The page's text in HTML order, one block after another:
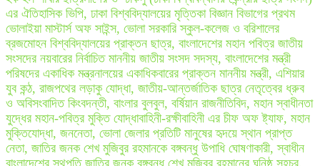
এর ঐতিহাসিক ভিপি, ঢাকা বিশ্ববিদ্যালয়ের মৃত্তিকা বিজ্ঞান বিভাগের প্রথম
ভোলাইয়া মাস্টার্স অফ সাইন্স, ভোলা সরকারি স্কুল-কলেজ ও বরিশালের
ব্রজমোহন বিশ্ববিদ্যালয়ের প্রাক্তন ছাত্র, বাংলাদেশের মহান পবিত্র জাতীয়
সংসদের নয়বারের নির্বাচিত মাননীয় জাতীয় সংসদ সদস্য, বাংলাদেশের মন্ত্রী
পরিষদের একাধিক মন্ত্রনালয়ের একাধিকবারের প্রাক্তন মাননীয় মন্ত্রী, এশিয়ার
যুব কন্ঠ, রাজপথের লড়াকু যোদ্ধা, জাতীয়-আন্তর্জাতিক ছাত্র নেতৃত্বের ধ্রুব
ও অবিসংবাদিত কিংবদন্তী, বাংলার বুলবুল, বর্ষিয়ান রাজনীতিবিদ, মহান স্বাধীনতা
যুদ্ধের মহান-পবিত্র মুক্তি যোদ্ধাবাহিনী-রক্ষীবাহিনী এর চীফ অফ ষ্ট্যাফ, মহান
মুক্তিযোদ্ধা, জননেতা, ভোলা জেলার প্রতিটি মানুষের হৃদয়ে স্থান প্রাপ্ত
নেতা, জাতির জনক শেখ মুজিবুর রহমানকে বঙ্গবন্ধু উপাধি ঘোষণাকারী, স্বাধীন